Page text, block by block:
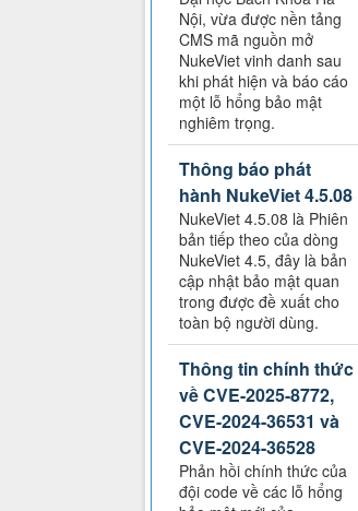
Nội, vừa được nền tảng
CMS mã nguồn mở
NukeViet vinh danh sau
khi phát hiện và báo cáo
một lỗ hổng bảo mật
nghiêm trọng.
Thông báo phát
hành NukeViet 4.5.08
NukeViet 4.5.08 là Phiên
bản tiếp theo của dòng
NukeViet 4.5, đây là bản
cập nhật bảo mật quan
trong được đề xuất cho
toàn bộ người dùng.
Thông tin chính thức
về CVE-2025-8772,
CVE-2024-36531 và
CVE-2024-36528
Phản hồi chính thức của
đội code về các lỗ hổng